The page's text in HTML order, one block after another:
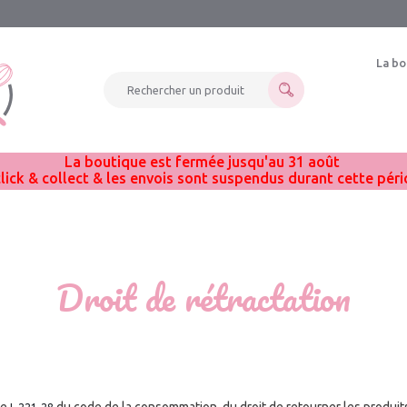
La
Rechercher un produit
La boutique est fermée jusqu'au 31 août
& collect & les envois sont suspendus durant cette
Droit de rétractation